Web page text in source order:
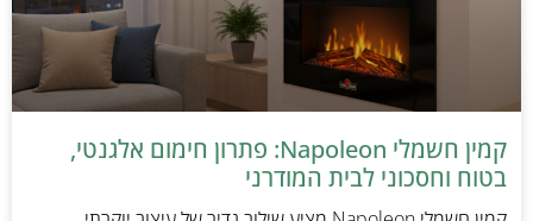
קמין חשמלי Napoleon: פתרון חימום אלגנטי,
בטוח וחסכוני לבית המודרני